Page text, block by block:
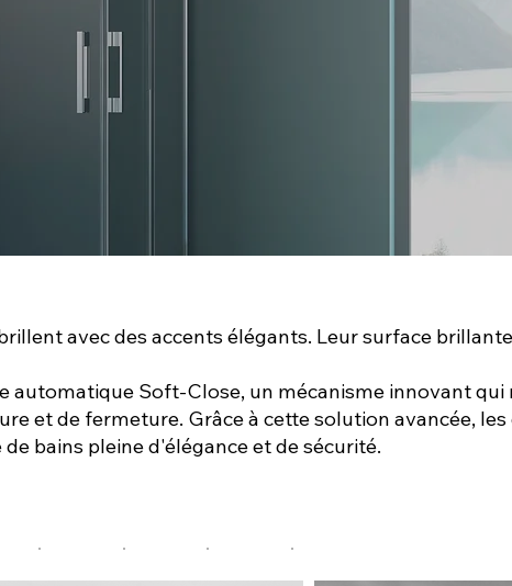
avec des accents élégants. Leur surface
Soft-Close, un mécanisme innovant
et de fermeture. Grâce à cette solution avancée,
bains pleine d'élégance et de sécurité.